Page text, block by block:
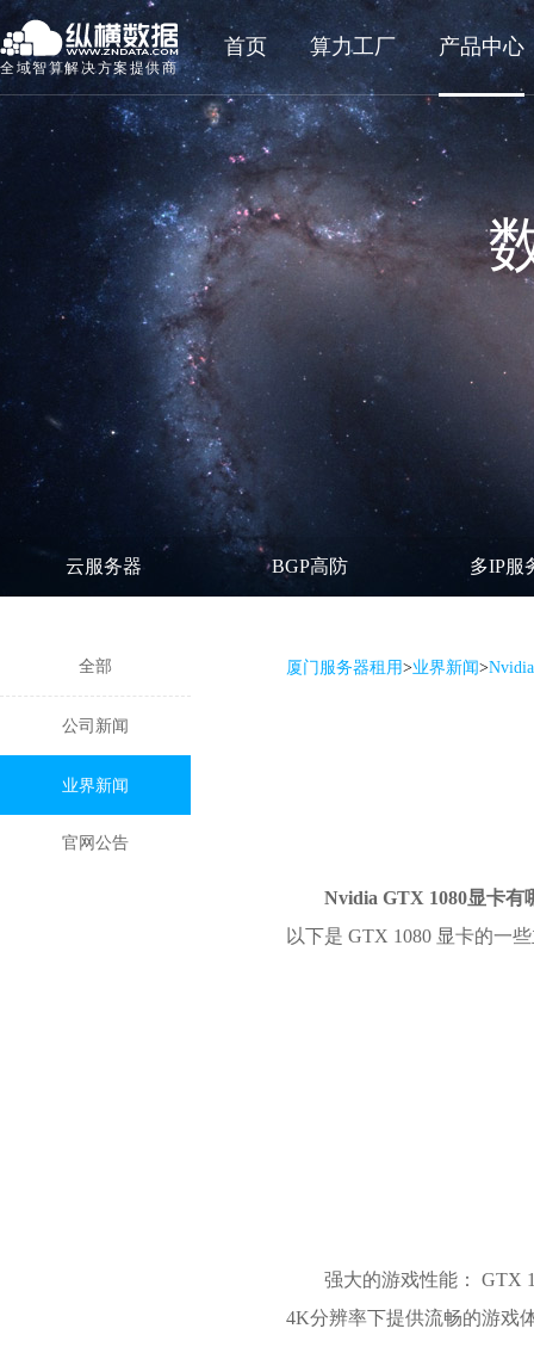
全域智算解决方案提供商
首页 算力工厂 产品中心
云服务器 BGP高防 多IP服
全部
公司新闻
业界新闻
官网公告
厦门服务器租用>业界新闻>
Nvidia GTX 1080显卡有
以下是 GTX 1080 显卡的一
强大的游戏性能： GTX
4K分辨率下提供流畅的游戏